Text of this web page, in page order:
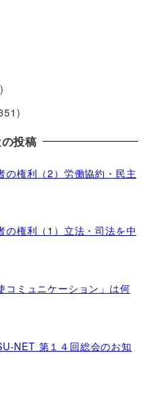
投稿
の権利（2）労働協約・民主
の権利（1）立法・司法を中
コミュニケーション」は何
NET 第１４回総会のお知